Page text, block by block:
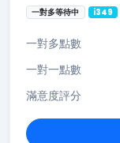
一對多等待中 i349
一對多點數
一對一點數
滿意度評分